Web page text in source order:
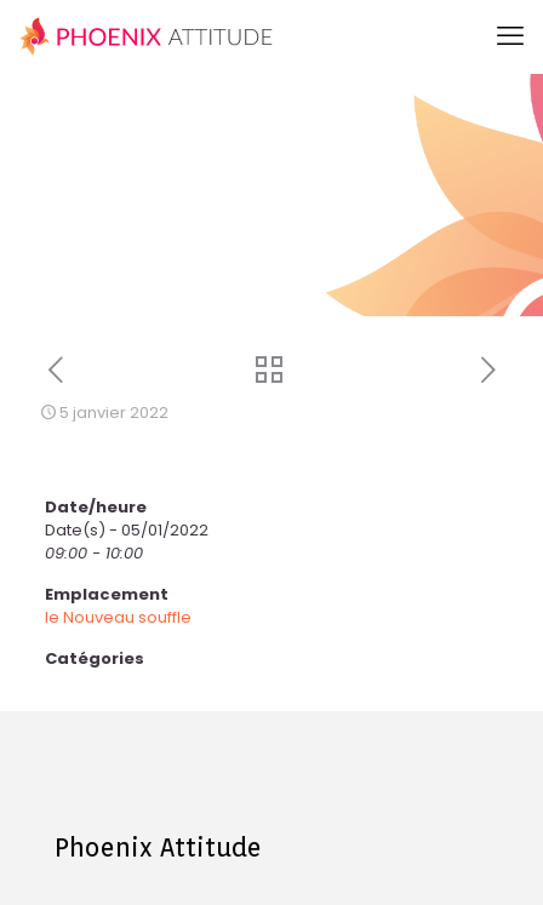
5 janvier 2022
Date/heure
Date(s) - 05/01/2022
09:00 - 10:00
Emplacement
le Nouveau souffle
Catégories
Phoenix Attitude